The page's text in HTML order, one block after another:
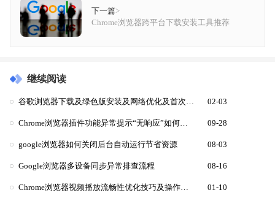
下一篇>
Chrome浏览器跨平台下载安装工具推荐
继续阅读
02-03
09-28
google浏览器如何关闭后台自动运行节省资源 08-03
Google浏览器多设备同步异常排查流程 08-16
01-10